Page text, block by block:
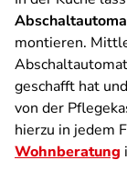
montieren.
geschafft hat
von der
hierzu in jedem
Wohnberatung